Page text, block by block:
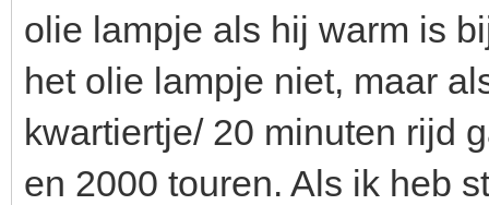
olie lampje als hij warm is
het olie lampje niet, maar
kwartiertje/ 20 minuten rijd
en 2000 touren. Als ik heb